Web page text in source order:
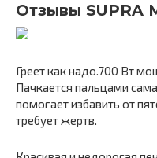
Отзывы SUPRA
Греет как надо.700 Вт
Пачкается пальцами
помогает избавить от
требует жертв.